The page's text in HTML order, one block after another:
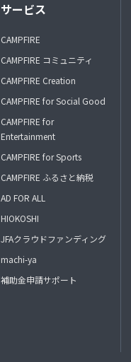
サービス
CAMPFIRE
CAMPFIRE コミュニティ
CAMPFIRE Creation
CAMPFIRE for Social Good
CAMPFIRE for
Entertainment
CAMPFIRE for Sports
CAMPFIRE ふるさと納税
AD FOR ALL
HIOKOSHI
JFAクラウドファンディング
machi-ya
補助金申請サポート